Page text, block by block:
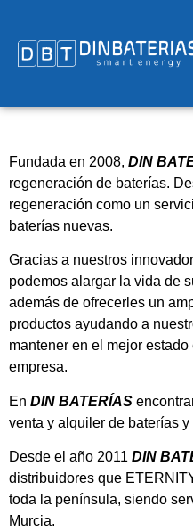
Fundada en 2008, DIN
regeneración de baterías.
regeneración como un
baterías nuevas.
Gracias a nuestros
podemos alargar la vida de
además de ofrecerles un
productos ayudando a
mantener en el mejor
empresa.
En DIN BATERÍAS
venta y alquiler de baterías y
Desde el año 2011 DIN
distribuidores que
toda la península, siendo
Murcia.